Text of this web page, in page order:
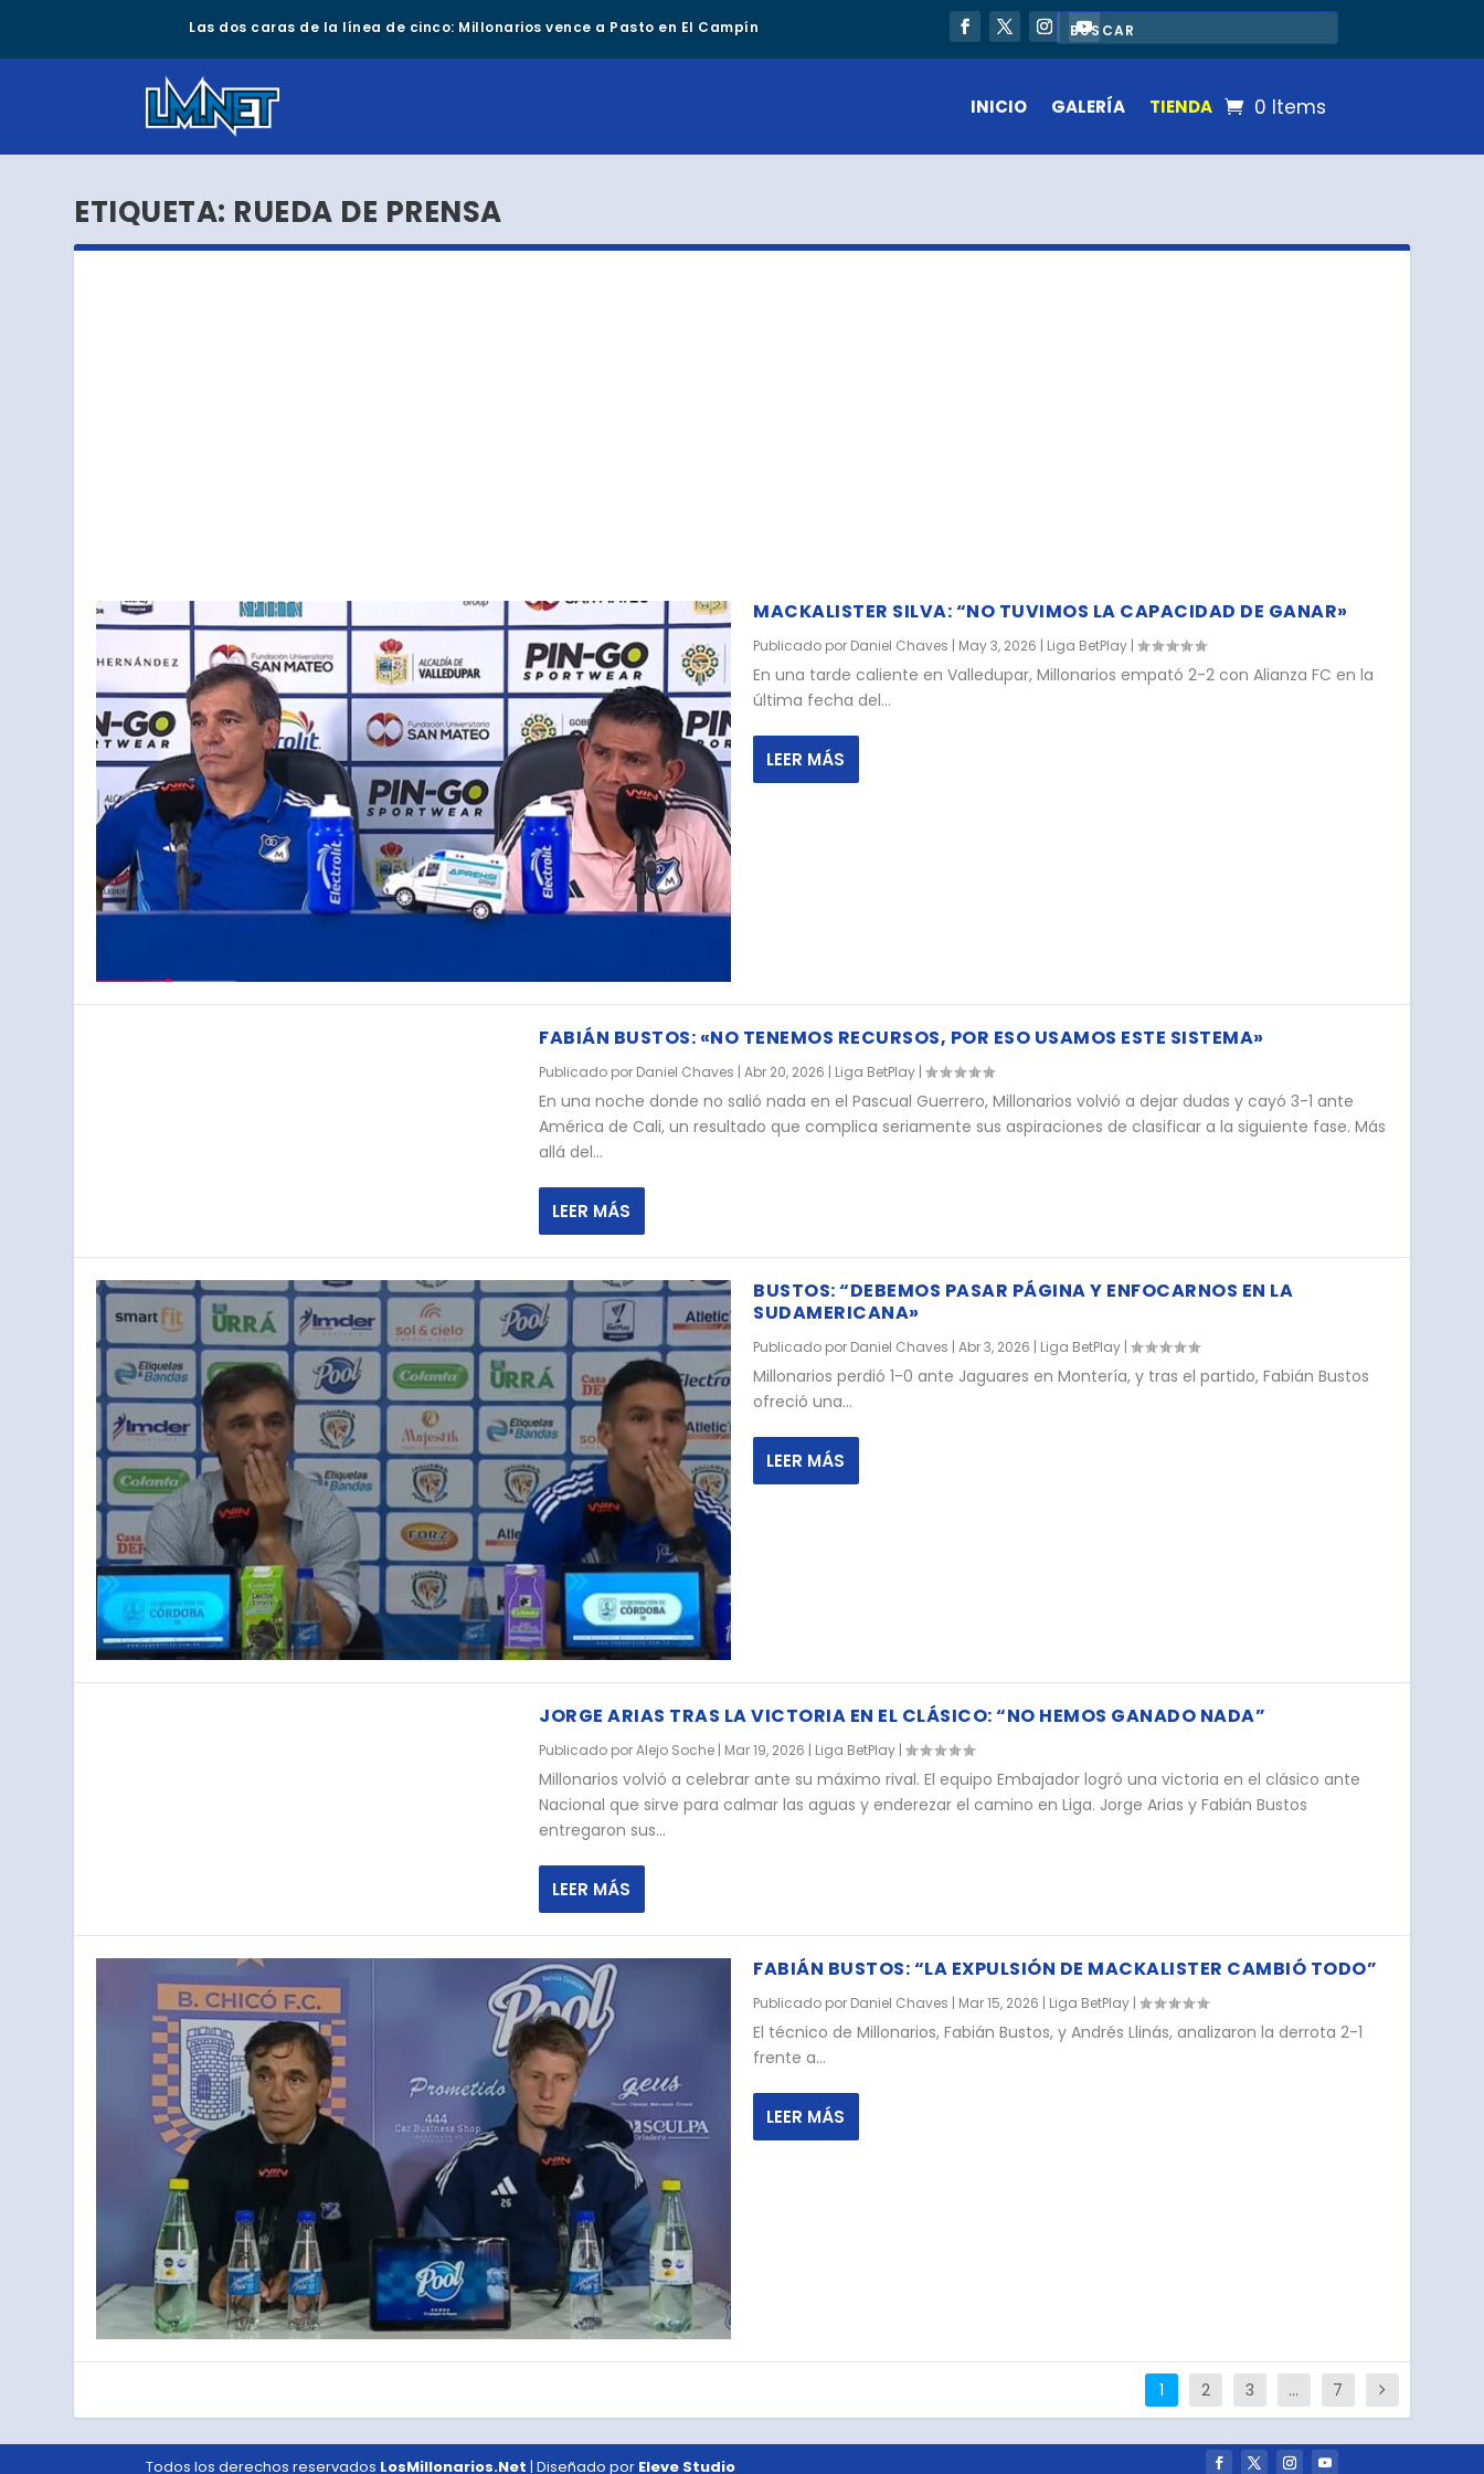
Las dos caras de la línea de cinco: Millonarios vence a Pasto en El Campín
INICIO GALERÍA TIENDA 0 Items
ETIQUETA: RUEDA DE PRENSA
MACKALISTER SILVA: “NO TUVIMOS LA CAPACIDAD DE GANAR»
Publicado por Daniel Chaves | May 3, 2026 | Liga BetPlay |
En una tarde caliente en Valledupar, Millonarios empató 2-2 con Alianza FC en la
última fecha del...
LEER MÁS
FABIÁN BUSTOS: «NO TENEMOS RECURSOS, POR ESO USAMOS ESTE SISTEMA»
Publicado por Daniel Chaves |Abr 20, 2026 | Liga BetPlay |
En una noche donde no salió nada en el Pascual Guerrero, Millonarios volvió a dejar dudas y cayó 3-1 ante
América de Cali, un resultado que complica seriamente sus aspiraciones de clasificar a la siguiente fase. Más
allá del...
LEER MÁS
BUSTOS: “DEBEMOS PASAR PÁGINA Y ENFOCARNOS EN LA
SUDAMERICANA»
Publicado por Daniel Chaves | Abr 3, 2026 | Liga BetPlay |
Millonarios perdió 1-0 ante Jaguares en Montería, y tras el partido, Fabián Bustos
ofreció una...
LEER MÁS
JORGE ARIAS TRAS LA VICTORIA EN EL CLÁSICO: “NO HEMOS GANADO NADA”
Publicado porAlejo Soche | Mar 19, 2026 | Liga BetPlay |
Millonarios volvió a celebrar ante su máximo rival. El equipo Embajador logró una victoria en el clásico ante
Nacional que sirve para calmar las aguas y enderezar el camino en Liga. Jorge Arias y Fabián Bustos
entregaron sus...
LEER MÁS
FABIÁN BUSTOS: “LA EXPULSIÓN DE MACKALISTER CAMBIÓ TODO”
Publicado por Daniel Chaves | Mar 15, 2026 | Liga BetPlay |
El técnico de Millonarios, Fabián Bustos, y Andrés Llinás, analizaron la derrota 2-1
frente a...
LEER MÁS
1 2 3 … 7
Todos los derechos reservados LosMillonarios.Net | Diseñado por Eleve Studio